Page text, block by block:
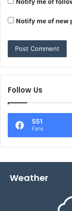
Notify me of
Notify me of new
Follow Us
551
Fans
Weather